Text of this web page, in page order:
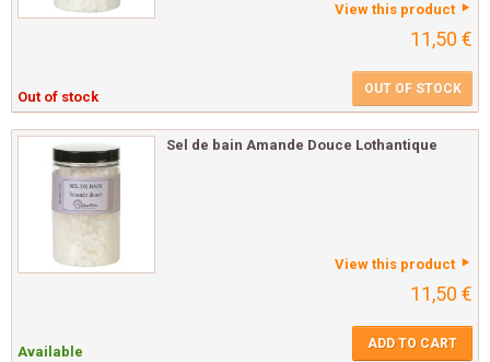
View this product
11,50 €
Out of stock OUT OF STOCK
Sel de bain Amande Douce Lothantique
View this product
11,50 €
Available ADD TO CART